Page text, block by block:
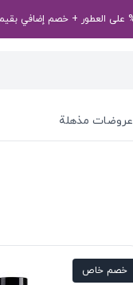
عروضات مذهلة
خصم خاص